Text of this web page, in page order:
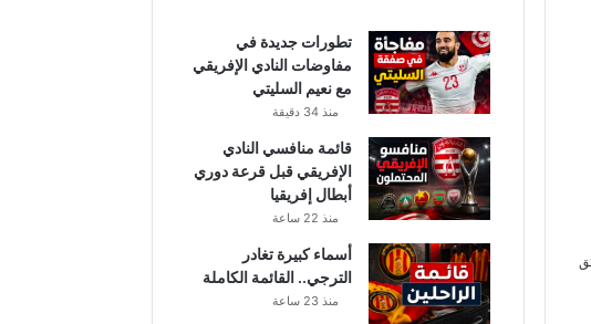
تطورات جديدة في
مفاوضات النادي الإفريقي
مع نعيم السليتي
منذ 34 دقيقة
قائمة منافسي النادي
الإفريقي قبل قرعة دوري
أبطال إفريقيا
منذ 22 ساعة
أسماء كبيرة تغادر
الترجي.. القائمة الكاملة
منذ 23 ساعة